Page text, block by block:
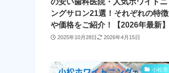
の安い歯科医院・人気ホワイトニ
ングサロン21選！それぞれの特徴
や価格をご紹介！【2026年最新】
2025年10月28日 2026年4月15日
小松市